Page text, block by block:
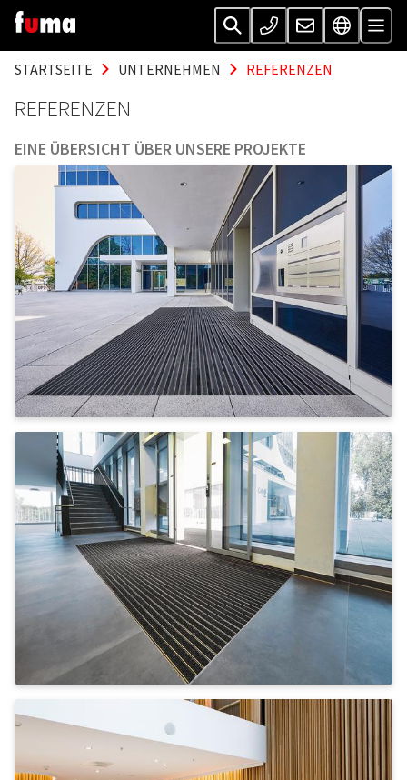
STARTSEITE UNTERNEHMEN REFERENZEN
REFERENZEN
EINE ÜBERSICHT ÜBER UNSERE PROJEKTE